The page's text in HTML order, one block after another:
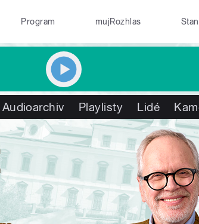
Program mujRozhlas
Audioarchiv Playlisty Lidé